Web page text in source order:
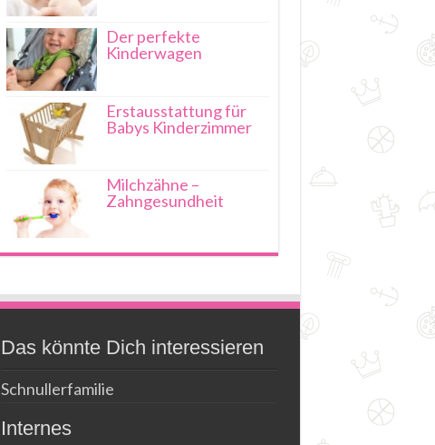
Der perfekte
Kinderwagen
Erstausstattung für
Babys Kinderzimmer
Milchzähne –
Zahngesundheit
Das könnte Dich interessieren
Schnullerfamilie
Internes